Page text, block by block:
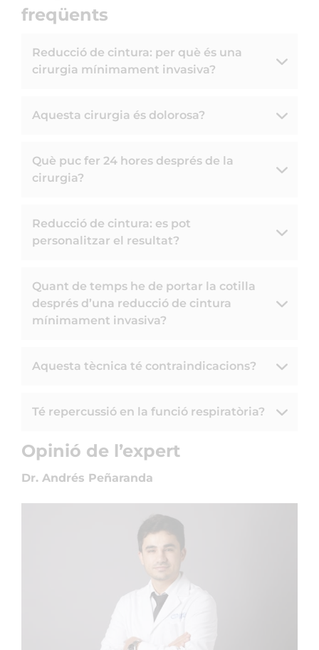
freqüents
Reducció de cintura: per què és una
cirurgia mínimament invasiva?
Aquesta cirurgia és dolorosa?
Què puc fer 24 hores després de la
cirurgia?
Reducció de cintura: es pot
personalitzar el resultat?
Quant de temps he de portar la cotilla
després d’una reducció de cintura
mínimament invasiva?
Aquesta tècnica té contraindicacions?
Té repercussió en la funció respiratòria?
Opinió de l’expert
Dr. Andrés Peñaranda